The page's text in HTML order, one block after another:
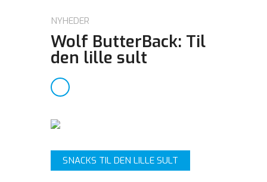
NYHEDER
Wolf ButterBack: Til
den lille sult
SNACKS TIL DEN LILLE SULT